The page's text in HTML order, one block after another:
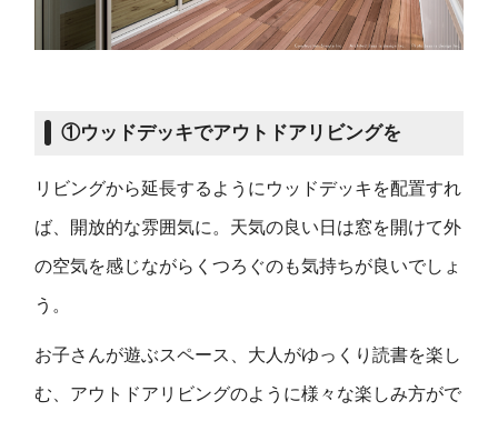
①ウッドデッキでアウトドアリビングを
リビングから延長するようにウッドデッキを配置すれ
ば、開放的な雰囲気に。天気の良い日は窓を開けて外
の空気を感じながらくつろぐのも気持ちが良いでしょ
う。
お子さんが遊ぶスペース、大人がゆっくり読書を楽し
む、アウトドアリビングのように様々な楽しみ方がで